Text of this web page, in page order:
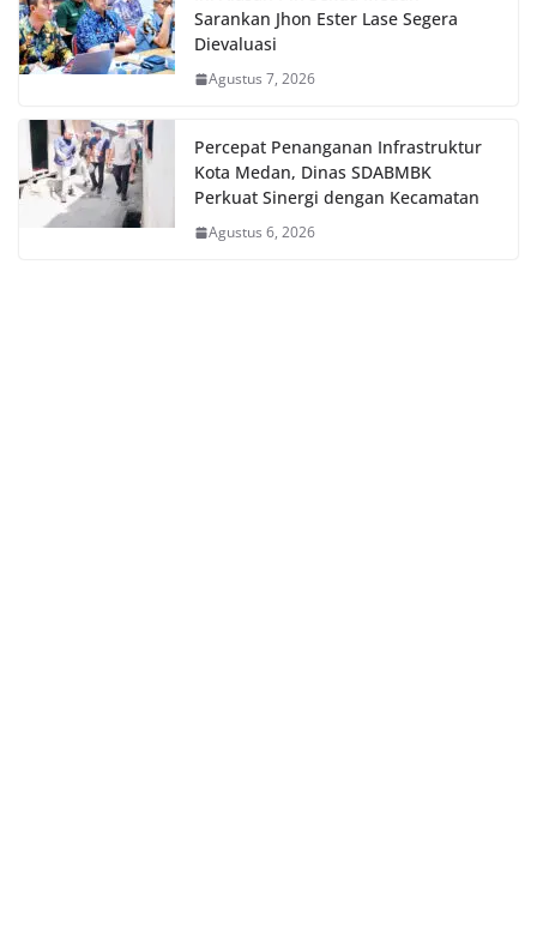
Sarankan Jhon Ester Lase Segera
Dievaluasi
Agustus 7, 2026
Percepat Penanganan Infrastruktur
Kota Medan, Dinas SDABMBK
Perkuat Sinergi dengan Kecamatan
Agustus 6, 2026